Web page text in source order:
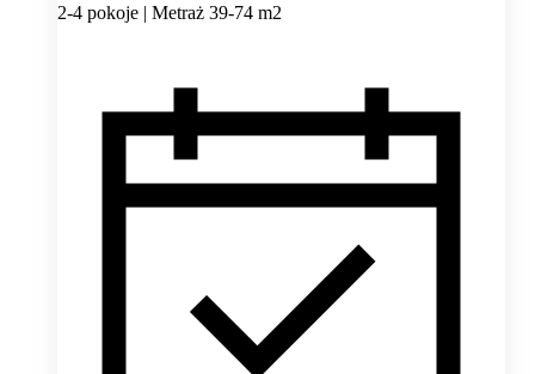
2-4 pokoje | Metraż 39-74 m2